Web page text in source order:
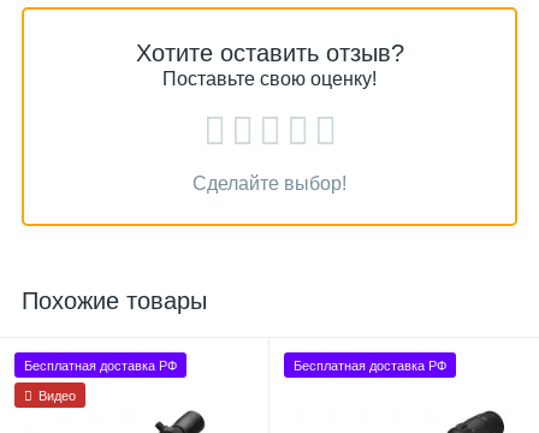
Хотите оставить отзыв?
Поставьте свою оценку!
Сделайте выбор!
Похожие товары
Бесплатная доставка РФ
Видео
Бесплатная доставка РФ